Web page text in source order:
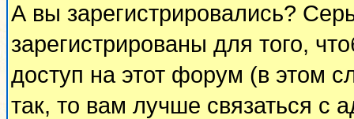
А вы зарегистрировались?
зарегистрированы для того,
доступ на этот форум (в этом
так, то вам лучше связаться с